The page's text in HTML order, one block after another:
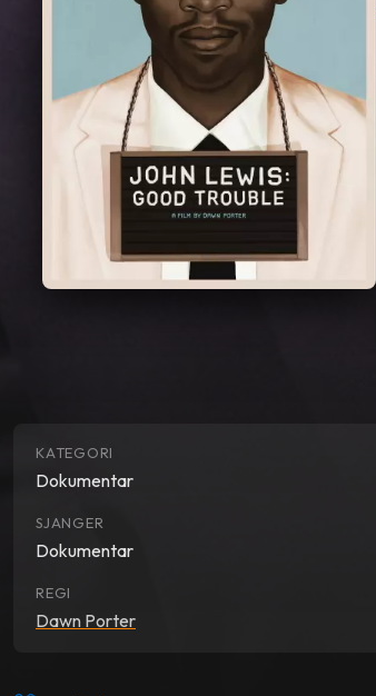
KATEGORI
Dokumentar
SJANGER
Dokumentar
REGI
Dawn Porter